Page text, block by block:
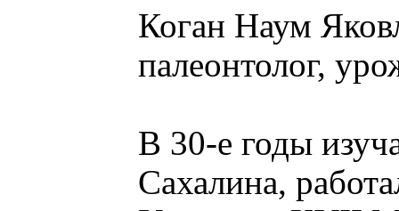
Коган Наум
палеонтолог,
В 30-е годы
Сахалина,